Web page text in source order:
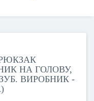
НА ГОЛОВУ,
ВИРОБНИК -